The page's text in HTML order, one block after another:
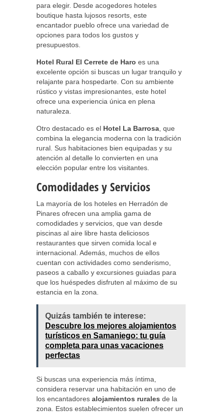
para elegir. Desde acogedores hoteles
boutique hasta lujosos resorts, este
encantador pueblo ofrece una variedad de
opciones para todos los gustos y
presupuestos.
Hotel Rural El Cerrete de Haro es una
excelente opción si buscas un lugar tranquilo y
relajante para hospedarte. Con su ambiente
rústico y vistas impresionantes, este hotel
ofrece una experiencia única en plena
naturaleza.
Otro destacado es el Hotel La Barrosa , que
combina la elegancia moderna con la tradición
rural. Sus habitaciones bien equipadas y su
atención al detalle lo convierten en una
elección popular entre los visitantes.
Comodidades y Servicios
La mayoría de los hoteles en Herradón de
Pinares ofrecen una amplia gama de
comodidades y servicios, que van desde
piscinas al aire libre hasta deliciosos
restaurantes que sirven comida local e
internacional. Además, muchos de ellos
cuentan con actividades como senderismo,
paseos a caballo y excursiones guiadas para
que los huéspedes disfruten al máximo de su
estancia en la zona.
Quizás también te interese:
Descubre los mejores alojamientos
turísticos en Samaniego: tu guía
completa para unas vacaciones
perfectas
Si buscas una experiencia más íntima,
considera reservar una habitación en uno de
los encantadores alojamientos rurales de la
zona. Estos establecimientos suelen ofrecer un